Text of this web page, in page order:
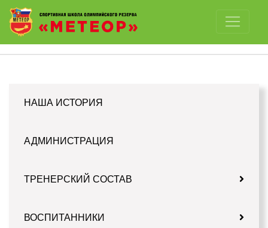
Отключить картинки
НАША ИСТОРИЯ
АДМИНИСТРАЦИЯ
ТРЕНЕРСКИЙ СОСТАВ
ВОСПИТАННИКИ